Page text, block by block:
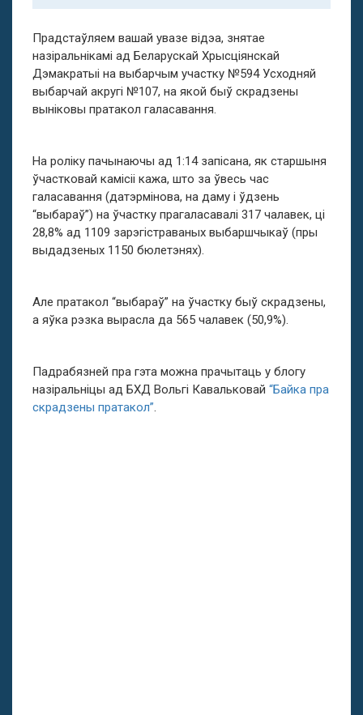
Прадстаўляем вашай увазе відэа, знятае
назіральнікамі ад Беларускай Хрысціянскай
Дэмакратыі на выбарчым участку №594 Усходняй
выбарчай акругі №107, на якой быў скрадзены
выніковы пратакол галасавання.
На роліку пачынаючы ад 1:14 запісана, як старшыня
ўчастковай камісіі кажа, што за ўвесь час
галасавання (датэрмінова, на даму і ўдзень
“выбараў”) на ўчастку прагаласавалі 317 чалавек, ці
28,8% ад 1109 зарэгістраваных выбаршчыкаў (пры
выдадзеных 1150 бюлетэнях).
Але пратакол “выбараў” на ўчастку быў скрадзены,
а яўка рэзка вырасла да 565 чалавек (50,9%).
Падрабязней пра гэта можна прачытаць у блогу
назіральніцы ад БХД Вольгі Кавальковай “Байка пра
скрадзены пратакол”.